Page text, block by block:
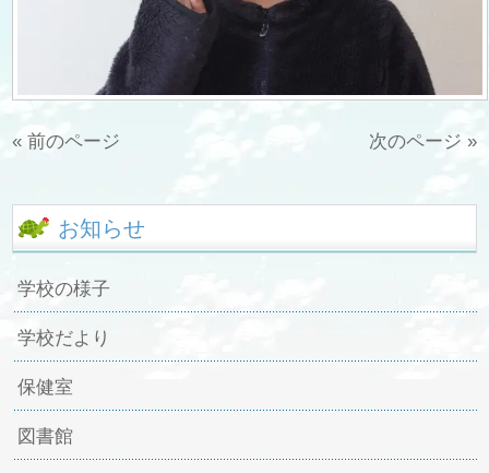
« 前のページ 次のページ »
お知らせ
学校の様子
学校だより
保健室
図書館